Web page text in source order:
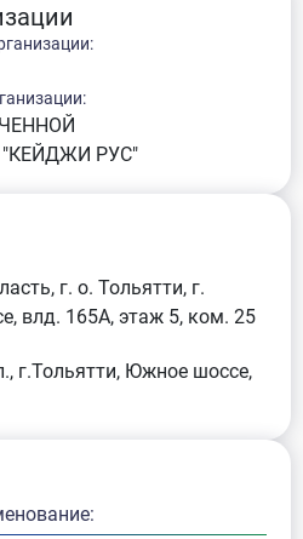
РУС"
г. о. Тольятти, г.
влд. 165А, этаж 5, ком. 25
г.Тольятти, Южное шоссе,